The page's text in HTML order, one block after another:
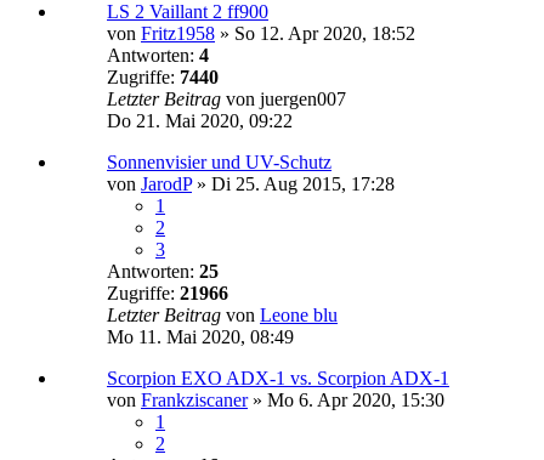
LS 2 Vaillant 2 ff900
von Fritz1958 » So 12. Apr 2020, 18:52
Antworten: 4
Zugriffe: 7440
Letzter Beitrag von juergen007
Do 21. Mai 2020, 09:22
Sonnenvisier und UV-Schutz
von JarodP» Di 25. Aug 2015, 17:28
1
2
3
Antworten: 25
Zugriffe: 21966
Letzter Beitrag von Leone blu
Mo 11. Mai 2020, 08:49
Scorpion EXO ADX-1 vs. Scorpion ADX-1
von Frankziscaner» Mo 6. Apr 2020, 15:30
1
2